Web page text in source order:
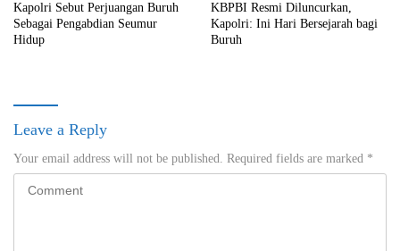
Kapolri Sebut Perjuangan Buruh
Sebagai Pengabdian Seumur
Hidup
KBPBI Resmi Diluncurkan,
Kapolri: Ini Hari Bersejarah bagi
Buruh
Leave a Reply
Your email address will not be published. Required fields are marked *